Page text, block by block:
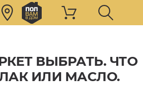
ВЫБРАТЬ. ЧТО
ИЛИ МАСЛО.